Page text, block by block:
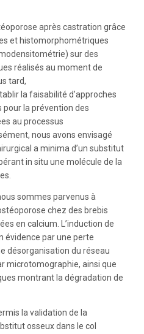
après castration grâce
et histomorphométriques
sur des
réalisés au moment de
tard,
la faisabilité d’approches
pour la prévention des
au processus
nous avons envisagé
a minima d’un substitut
in situ une molécule de la
sommes parvenus à
chez des brebis
en calcium. L’induction de
évidence par une perte
désorganisation du réseau
microtomographie, ainsi que
montrant la dégradation de
la validation de la
osseux dans le col